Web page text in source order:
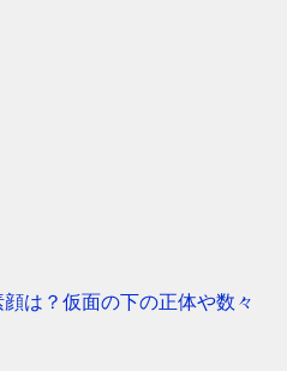
は？仮面の下の正体や数々